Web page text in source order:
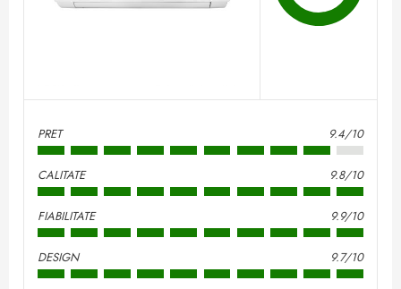
PRET 9.4/10
CALITATE 9.8/10
FIABILITATE 9.9/10
DESIGN 9.7/10